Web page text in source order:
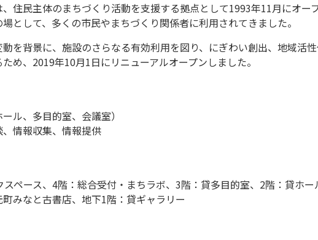
、住民主体のまちづくり活動を支援する拠点として1993年11月にオー
として、多くの市民やまちづくり関係者に利用されてきました。
を背景に、施設のさらなる有効利用を図り、にぎわい創出、地域活
め、2019年10月1日にリニューアルオープンしました。
ル、多目的室、会議室）
情報収集、情報提供
ペース、4階：総合受付・まちラボ、3階：貸多目的室、2階：貸ホー
みなと古書店、地下1階：貸ギャラリー